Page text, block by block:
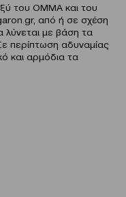
του ΟΜΜΑ και του
από ή σε σχέση
με βάση τα
περίπτωση αδυναμίας
και αρμόδια τα